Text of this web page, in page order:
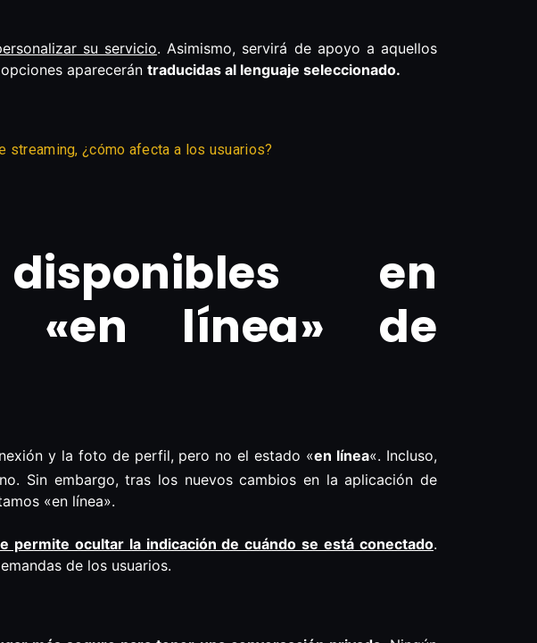
su servicio. Asimismo, servirá de apoyo a aquellos
aparecerán traducidas al lenguaje seleccionado.
streaming, ¿cómo afecta a los usuarios?
en
«en línea» de
y la foto de perfil, pero no el estado «en línea«. Incluso,
Sin embargo, tras los nuevos cambios en la aplicación de
«en línea».
permite ocultar la indicación de cuándo se está conectado.
de los usuarios.